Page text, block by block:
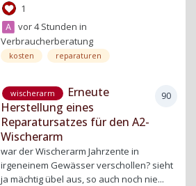
1
vor 4 Stunden in
Verbraucherberatung
kosten reparaturen
90
wischerarm
Erneute
Herstellung eines
Reparatursatzes für den A2-
Wischerarm
war der Wischerarm Jahrzente in
irgeneinem Gewässer verschollen? sieht
ja mächtig übel aus, so auch noch nie...